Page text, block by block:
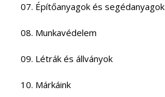
07. Építőanyagok és segédanyagok
08. Munkavédelem
09. Létrák és állványok
10. Márkáink